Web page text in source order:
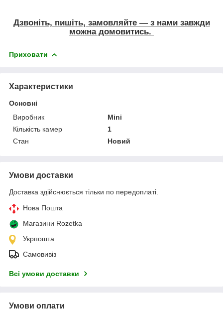
Дзвоніть, пишіть, замовляйте ― з нами завжди
можна домовитись.
Приховати
Характеристики
Основні
Виробник
Mini
Кількість камер
1
Стан
Новий
Умови доставки
Доставка здійснюється тільки по передоплаті.
Нова Пошта
Магазини Rozetka
Укрпошта
Самовивіз
Всі умови доставки
Умови оплати